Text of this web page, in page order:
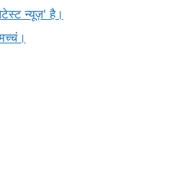
न्यूज़' है।